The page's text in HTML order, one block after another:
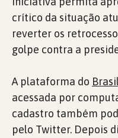
crítico da situação
reverter os
golpe contra a
A plataforma do
acessada por
cadastro também
pelo Twitter. Depois